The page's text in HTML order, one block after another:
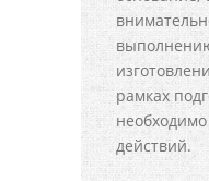
рамках
действий.